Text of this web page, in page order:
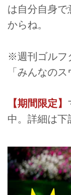
は自分自身で
からね。
※週刊ゴルフ
「みんなの
【期間限定】
中。詳細は下